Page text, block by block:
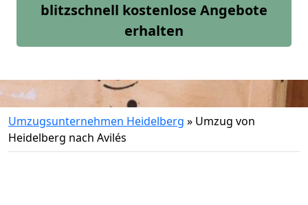
blitzschnell kostenlose Angebote
erhalten
Umzugsunternehmen Heidelberg » Umzug von
Heidelberg nach Avilés